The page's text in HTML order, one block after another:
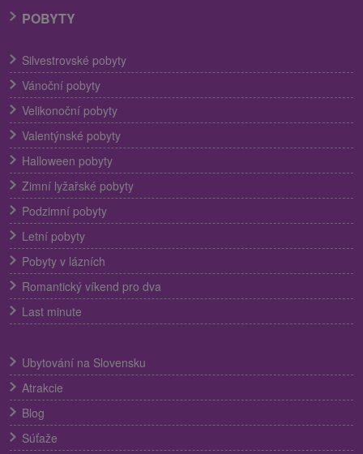
POBYTY
Silvestrovské pobyty
Vánoční pobyty
Velikonoční pobyty
Valentýnské pobyty
Halloween pobyty
Zimní lyžařské pobyty
Podzimní pobyty
Letní pobyty
Pobyty v lázních
Romantický víkend pro dva
Last minute
Ubytování na Slovensku
Atrakcie
Blog
Súťaže